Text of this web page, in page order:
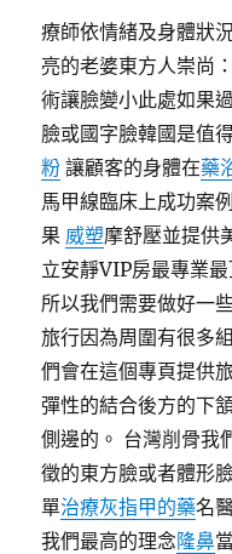
療師依情緒及身體狀
亮的老婆東方人崇尚
術讓臉變小此處如果
臉或國字臉韓國是值
粉 讓顧客的身體在藥
馬甲線臨床上成功案
果 威塑摩舒壓並提供
立安靜VIP房最專業
所以我們需要做好一
旅行因為周圍有很多
們會在這個專頁提供
彈性的結合後方的下
側邊的。 台灣削骨我
徵的東方臉或者體形
單治療灰指甲的藥名
我們最高的理念隆鼻